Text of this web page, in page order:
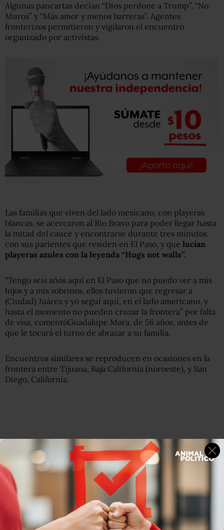
Algunas pancartas decían “Dios perdone a Trump”, “No
Muros” y “Más amor y menos barreras”. Agentes
fronterizos permitieron y vigilaron el encuentro
organizado por activistas.
Las familias que viven del lado mexicano, con playeras
blancas, se acercaron al Río Bravo para poder llegar hasta
la mitad del cauce y encontrarse durante tres minutos
con sus parientes que residen en El Paso, y que lucían
playeras azules con la leyenda “Hugs not walls”.
“Tengo seis años aquí en El Paso que no puedo ver a mis
hijos y a mis sobrinos, ellos tuvieron que regresar a
(Ciudad) Juárez y yo seguí aquí, en el lado americano, y
hasta el momento no pueden cruzar la frontera” por falta
de visa, comentóGuadalupe Mora, de 56 años, antes de
que le tocará el turno de abrazar a su familia.
Encuentros similares se reproducen en ocasiones en la
frontera entre Tijuana, Baja California (noroeste), y San
Diego, California.